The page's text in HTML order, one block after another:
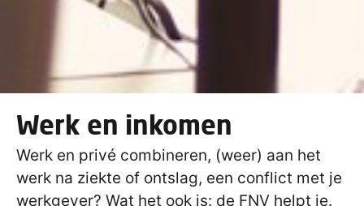
Werk en inkomen
Werk en privé combineren, (weer) aan het
werk na ziekte of ontslag, een conflict met je
werkgever? Wat het ook is: de FNV helpt je.